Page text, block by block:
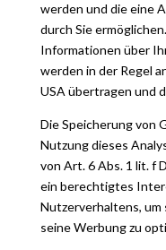
werden und die eine
durch Sie
Informationen über
werden in der Regel
USA übertragen und
Die Speicherung von
Nutzung dieses
von Art. 6 Abs. 1 lit. f
ein berechtigtes
Nutzerverhaltens, um
seine Werbung zu